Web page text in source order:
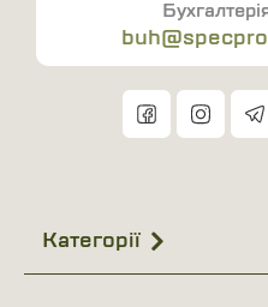
Категорії